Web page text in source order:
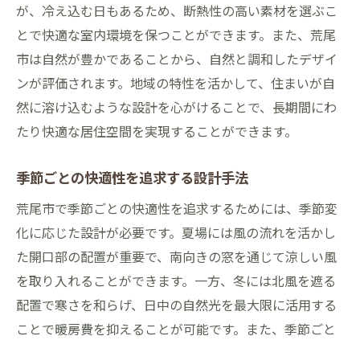
が、冷え込む日もあるため、断熱性の高い素材を選ぶこ
とで快適な室内環境を保つことができます。また、荒尾
市は自然が豊かであることから、自然と調和したデザイ
ンが評価されます。地域の特性を活かして、住まいが自
然に溶け込むような設計を心がけることで、長期間にわ
たり快適な居住空間を実現することができます。
季節ごとの快適性を追求する設計手法
荒尾市で季節ごとの快適性を追求するためには、季節変
化に応じた設計が必要です。夏場には風の流れを活かし
た開口部の配置が重要で、南向きの窓を通じて涼しい風
を取り入れることができます。一方、冬には北風を遮る
配置で寒さを和らげ、日中の自然光を最大限に活用する
ことで暖房費を抑えることが可能です。また、季節ごと